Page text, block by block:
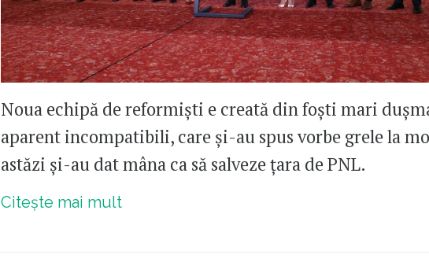
Noua echipă de reformiști e creată din foști mari
aparent incompatibili, care și-au spus vorbe grele la
astăzi și-au dat mâna ca să salveze țara de PNL.
Citește mai mult